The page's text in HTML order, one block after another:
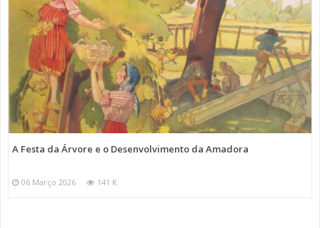
A Festa da Árvore e o Desenvolvimento da Amadora
06 Março 2026 141 K